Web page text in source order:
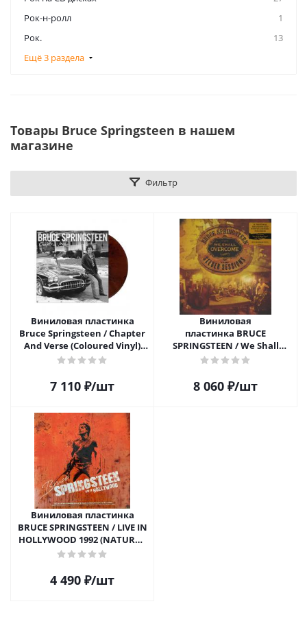
Рок-н-ролл
1
Рок.
13
Ещё 3 раздела
Товары Bruce Springsteen в нашем
магазине
Фильтр
Виниловая пластинка
Bruce Springsteen / Chapter
And Verse (Coloured Vinyl)
(2LP)
7 110 ₽/шт
Виниловая
пластинка BRUCE
SPRINGSTEEN / We Shall
Overcome: The Seeger
8 060 ₽/шт
Виниловая пластинка
BRUCE SPRINGSTEEN / LIVE IN
HOLLYWOOD 1992 (NATURAL
CLEAR VINYL) (1LP)
4 490 ₽/шт